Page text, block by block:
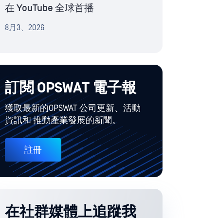
在 YouTube 全球首播
8月3、2026
訂閱 OPSWAT 電子報
獲取最新的OPSWAT 公司更新、活動
資訊和 推動產業發展的新聞。
註冊
在社群媒體上追蹤我